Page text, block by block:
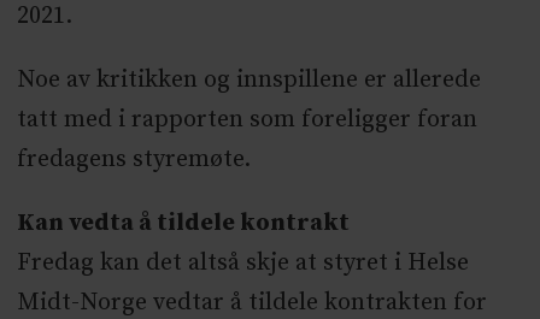
2021.
Noe av kritikken og innspillene er allerede
tatt med i rapporten som foreligger foran
fredagens styremøte.
Kan vedta å tildele kontrakt
Fredag kan det altså skje at styret i Helse
Midt-Norge vedtar å tildele kontrakten for